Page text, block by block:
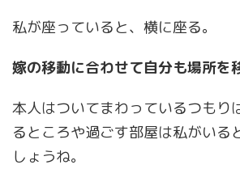
私が座っていると、横に座る。
嫁の移動に合わせて自分も場所を
本人はついてまわっているつもり
るところや過ごす部屋は私がいる
しょうね。